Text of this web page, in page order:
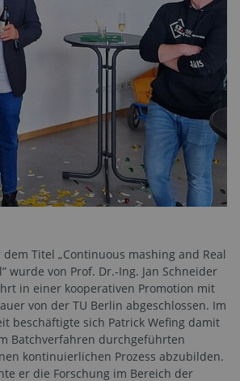
Titel „Continuous mashing and Real
wurde von Prof. Dr.-Ing. Jan Schneider
in einer kooperativen Promotion mit
von der TU Berlin abgeschlossen. Im
beschäftigte sich Patrick Wefing damit
Batchverfahren durchgeführten
kontinuierlichen Prozess abzubilden.
er die Forschung im Bereich der